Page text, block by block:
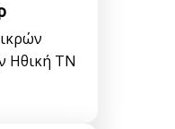
Ηθική ΤΝ